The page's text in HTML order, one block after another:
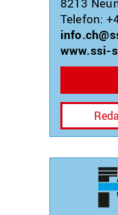
Telefon:
www.ssi-